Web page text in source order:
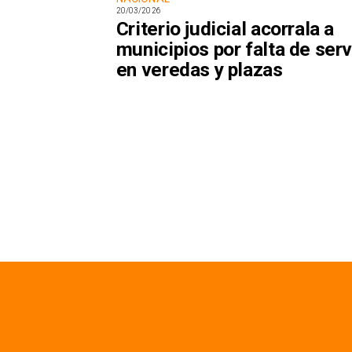
20/03/2026
Criterio judicial acorrala a
municipios por falta de
en veredas y plazas